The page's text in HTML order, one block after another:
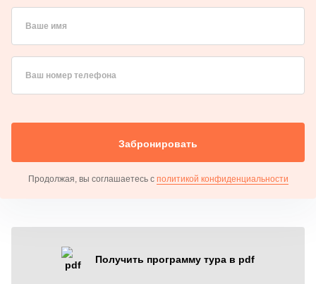
Ваше имя
Ваш номер телефона
Забронировать
Продолжая, вы соглашаетесь с политикой конфиденциальности
Получить программу тура в pdf